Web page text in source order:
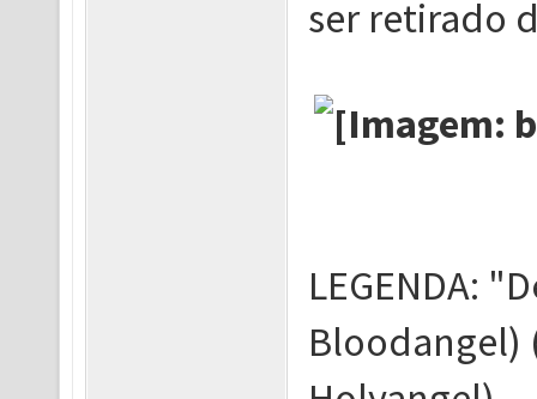
ser retirado
LEGENDA:
Bloodangel)